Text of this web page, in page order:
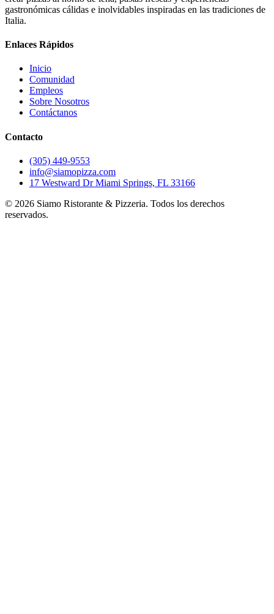
gastronómicas cálidas e inolvidables inspiradas en las tradiciones de
Italia.
Enlaces Rápidos
Inicio
Comunidad
Empleos
Sobre Nosotros
Contáctanos
Contacto
(305) 449-9553
info@siamopizza.com
17 Westward Dr Miami Springs, FL 33166
© 2026 Siamo Ristorante & Pizzeria. Todos los derechos
reservados.